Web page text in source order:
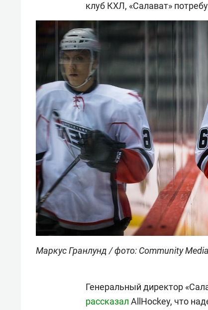
клуб КХЛ, «Салават»
Маркус Гранлунд / фото: Community
Генеральный директор
рассказал AllHockey, что